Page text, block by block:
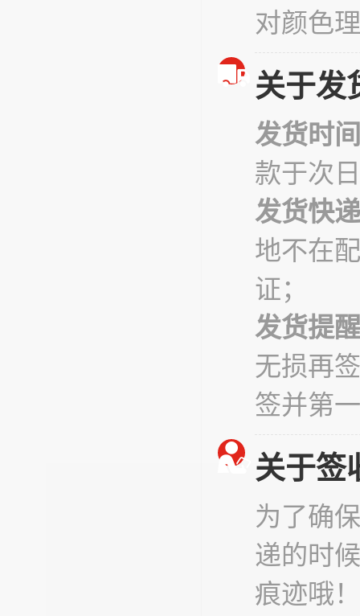
对颜色
关于发
发货时间
款于次
发货快递
地不在
证；
发货提醒
无损再
签并第
关于签
为了确
递的时
痕迹哦